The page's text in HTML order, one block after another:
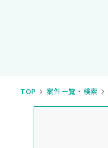
TOP 案件一覧・検索